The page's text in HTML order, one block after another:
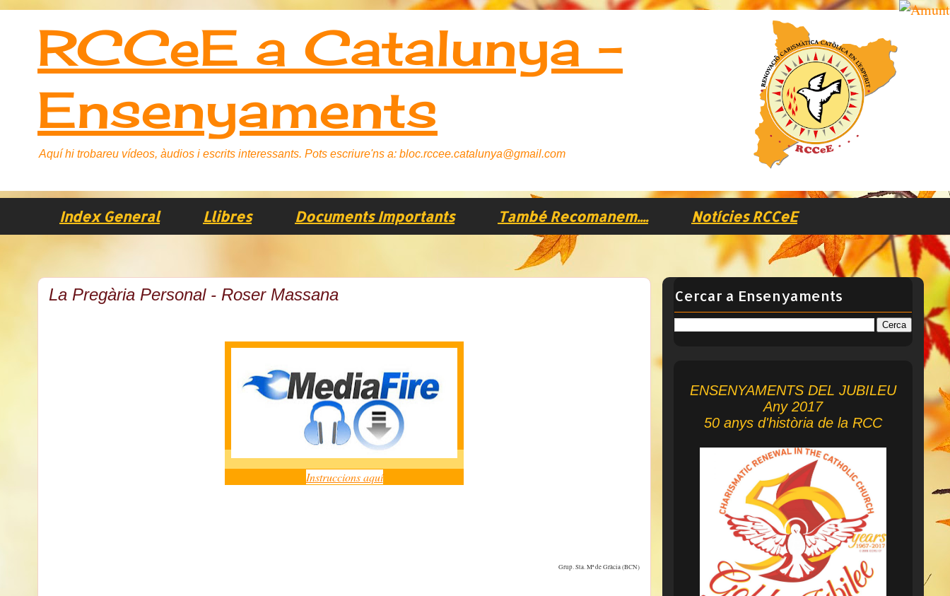
RCCeE a Catalunya -
Ensenyaments
Aquí hi trobareu vídeos, àudios i escrits interessants. Pots escriure'ns a: bloc.rccee.catalunya@gmail.com
Index General Llibres Documents Importants També Recomanem.... Notícies RCCeE
La Pregària Personal - Roser Massana
Instruccions aquí
Grup. Sta. Mª de Gràcia (BCN)
Cercar a Ensenyaments
ENSENYAMENTS DEL JUBILEU
Any 2017
50 anys d'història de la RCC